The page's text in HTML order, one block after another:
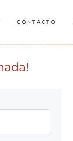
CONTACTO